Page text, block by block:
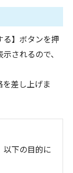
】ボタンを押
されるので、
差し上げま
以下の目的に